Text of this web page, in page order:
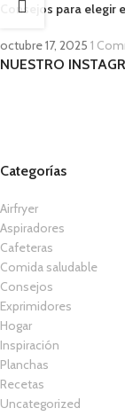
Consejos para
octubre 17, 2025 1
NUESTRO
Categorías
Airfryer
Aspiradores
Cafeteras
Comida saludable
Consejos
Exprimidores
Hogar
Inspiración
Planchas
Recetas
Uncategorized